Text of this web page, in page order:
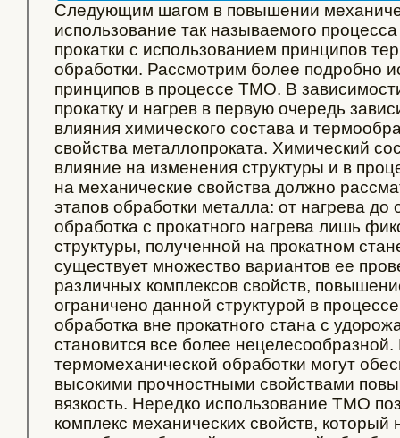
Следующим шагом в повышении
использование так называемого
прокатки с использованием принципов
обработки. Рассмотрим более подробно
принципов в процессе ТМО. В
прокатку и нагрев в первую очередь
влияния химического состава и
свойства металлопроката. Химический
влияние на изменения структуры и в
на механические свойства должно
этапов обработки металла: от нагрева
обработка с прокатного нагрева лишь
структуры, полученной на прокатном
существует множество вариантов ее
различных комплексов свойств,
ограничено данной структурой в
обработка вне прокатного стана с
становится все более
термомеханической обработки могут
высокими прочностными свойствами
вязкость. Нередко использование ТМО
комплекс механических свойств, который